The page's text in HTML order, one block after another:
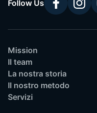
Follow Us
Mission
Il team
La nostra storia
Il nostro metodo
Servizi